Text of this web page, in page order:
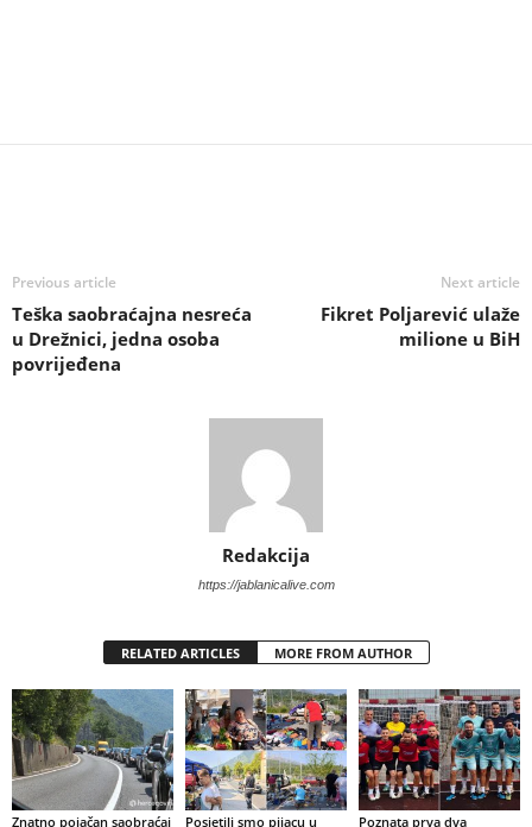
Previous article
Teška saobraćajna nesreća
u Drežnici, jedna osoba
povrijeđena
Next article
Fikret Poljarević ulaže
milione u BiH
Redakcija
https://jablanicalive.com
RELATED ARTICLES MORE FROM AUTHOR
Znatno pojačan saobraćaj Posjetili smo pijacu u Poznata prva dva